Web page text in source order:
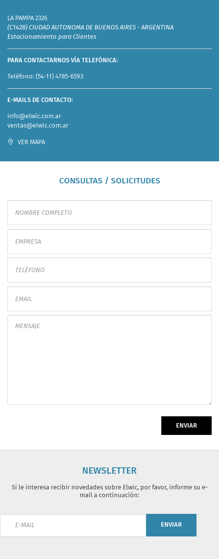
LA PAMPA 2326
(C1428) CIUDAD AUTONOMA DE BUENOS AIRES - ARGENTINA
Estacionamiento para Clientes
PARA CONTACTARNOS VÍA TELEFÓNICA:
Teléfono:(54-11) 4785-6593
E-MAILS DE CONTACTO:
info@elwic.com.ar
ventas@elwic.com.ar
VER MAPA
CONSULTAS / SOLICITUDES
ENVIAR
NEWSLETTER
Si le interesa recibir novedades sobre Elwic, por favor, informe su e-
mail a continuación:
ENVIAR